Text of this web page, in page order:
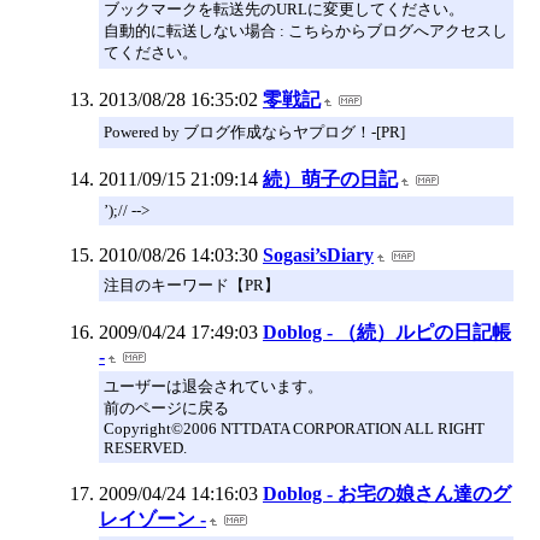
ブックマークを転送先のURLに変更してください。
自動的に転送しない場合 : こちらからブログへアクセスし
てください。
2013/08/28 16:35:02 零戦記
Powered by ブログ作成ならヤプログ！-[PR]
2011/09/15 21:09:14 続）萌子の日記
’);// -->
2010/08/26 14:03:30 Sogasi’sDiary
注目のキーワード【PR】
2009/04/24 17:49:03 Doblog - （続）ルピの日記帳
-
ユーザーは退会されています。
前のページに戻る
Copyright©2006 NTTDATA CORPORATION ALL RIGHT
RESERVED.
2009/04/24 14:16:03 Doblog - お宅の娘さん達のグ
レイゾーン -